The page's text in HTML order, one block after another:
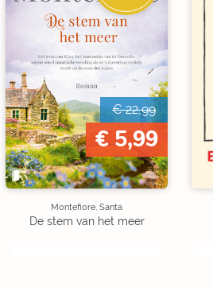
€ 22,99
€ 5,99
Montefiore, Santa
De stem van het meer